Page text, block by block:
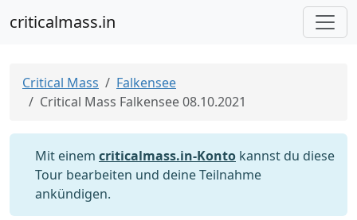
criticalmass.in
Critical Mass
Falkensee
Critical Mass Falkensee 08.10.2021
Mit einem criticalmass.in-Konto kannst du diese
Tour bearbeiten und deine Teilnahme
ankündigen.